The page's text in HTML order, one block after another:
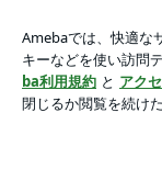
00品 レシピ掲載 |
でいっぱいに…」
アプリをダウンロ
ょう。